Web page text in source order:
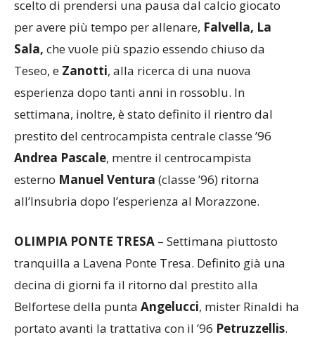
un’altra annata. In uscitaDa Pos, Ponti, che ha
scelto di prendersi una pausa dal calcio giocato
per avere più tempo per allenare,Falvella,La
Sala,che vuole più spazio essendo chiuso da
Teseo, eZanotti , alla ricerca di una nuova
esperienza dopo tanti anni in rossoblu. In
settimana, inoltre, è stato definito il rientro dal
prestito del centrocampista centrale classe ’96
Andrea Pascale , mentre il centrocampista
esternoManuel Ventura(classe ’96) ritorna
OLIMPIA PONTE TRESA– Settimana piuttosto
tranquilla a Lavena Ponte Tresa. Definito già una
decina di giorni fa il ritorno dal prestito alla
Belfortese della puntaAngelucci, mister Rinaldi ha